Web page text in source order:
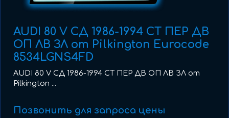
AUDI 80 V СД 1986-1994 СТ ПЕР ДВ
ОП ЛВ ЗЛ от Pilkington Eurocode
8534LGNS4FD
AUDI 80 V СД 1986-1994 СТ ПЕР ДВ ОП ЛВ ЗЛ от
Pilkington ...
Позвонить для запроса цены